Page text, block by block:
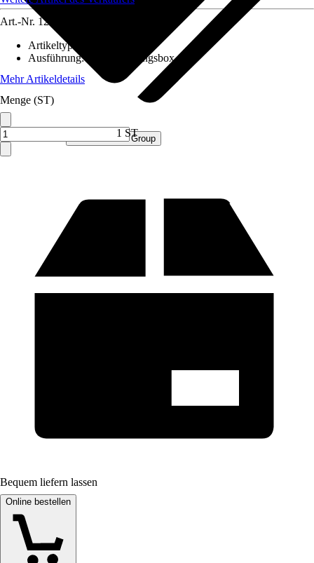
Verkauf durch: Procommerce Group
Art.-Nr. 12551773
Artikeltyp
Ausführung:
Aufbewahrungsbox
Mehr Artikeldetails
Menge (ST)
1 ST
Bequem liefern lassen
Online bestellen